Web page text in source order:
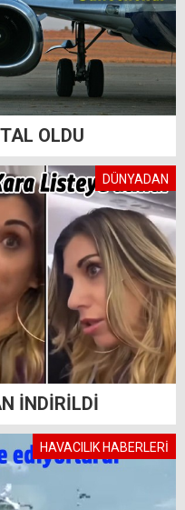
OLDU
DÜNYADAN
İNDİRİLDİ
HAVACILIK HABERLERİ